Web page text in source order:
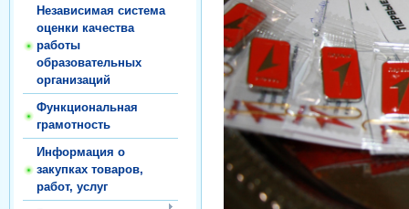
Независимая система
оценки качества
работы
образовательных
организаций
Функциональная
грамотность
Информация о
закупках товаров,
работ, услуг